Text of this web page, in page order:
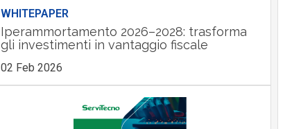
WHITEPAPER
Iperammortamento 2026–2028: trasforma
gli investimenti in vantaggio fiscale
02 Feb 2026